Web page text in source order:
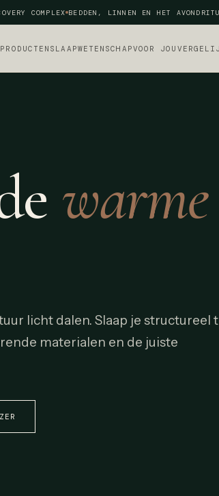
COMPLEX BEDDEN, LINNEN EN HET
PRODUCTEN SLAAPWETENSCHAPVOOR JOU
warme
licht dalen. Slaap je structureel
materialen en de juiste